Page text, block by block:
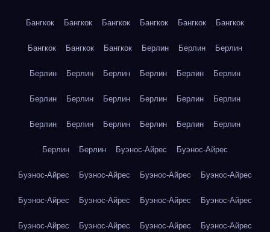
Бангкок Бангкок Бангкок Бангкок Бангкок Бангкок
Бангкок Бангкок Бангкок Берлин Берлин Берлин
Берлин Берлин Берлин Берлин Берлин Берлин
Берлин Берлин Берлин Берлин Берлин Берлин
Берлин Берлин Берлин Берлин Берлин Берлин
Берлин Берлин Буэнос-Айрес Буэнос-Айрес
Буэнос-Айрес Буэнос-Айрес Буэнос-Айрес Буэнос-Айрес
Буэнос-Айрес Буэнос-Айрес Буэнос-Айрес Буэнос-Айрес
Буэнос-Айрес Буэнос-Айрес Буэнос-Айрес Буэнос-Айрес